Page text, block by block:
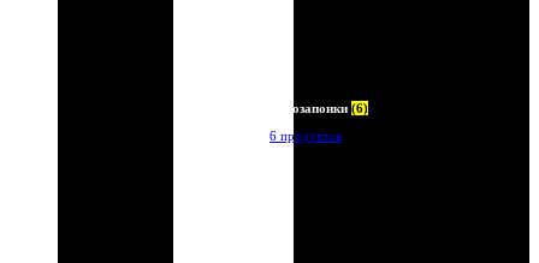
Автозапонки (6)
6 продуктов